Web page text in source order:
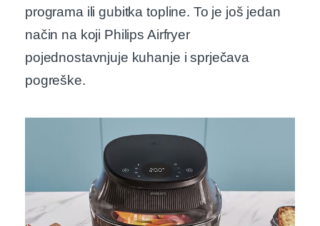
programa ili gubitka topline. To je još jedan
način na koji Philips Airfryer
pojednostavnjuje kuhanje i sprječava
pogreške.